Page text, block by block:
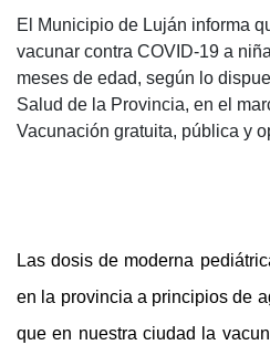
El Municipio de Luján informa
vacunar contra COVID-19 a
meses de edad, según lo
Salud de la Provincia, en el
Vacunación gratuita, pública y
Las dosis de moderna
en la provincia a principios de
que en nuestra ciudad la